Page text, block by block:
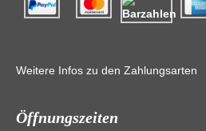
Weitere Infos zu den Zahlungsarten
Öffnungszeiten